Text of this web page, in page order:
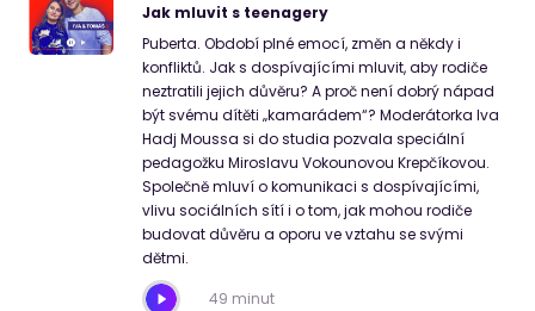
Jak mluvit s teenagery
Puberta. Období plné emocí, změn a někdy i
konfliktů. Jak s dospívajícími mluvit, aby rodiče
neztratili jejich důvěru? A proč není dobrý nápad
být svému dítěti „kamarádem“? Moderátorka Iva
Hadj Moussa si do studia pozvala speciální
pedagožku Miroslavu Vokounovou Krepčíkovou.
Společně mluví o komunikaci s dospívajícími,
vlivu sociálních sítí i o tom, jak mohou rodiče
budovat důvěru a oporu ve vztahu se svými
dětmi.
49 minut